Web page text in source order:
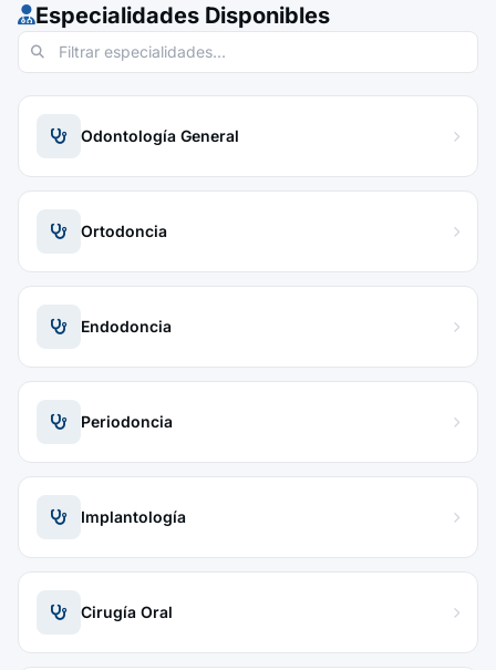
Especialidades Disponibles
Odontología General
Ortodoncia
Endodoncia
Periodoncia
Implantología
Cirugía Oral